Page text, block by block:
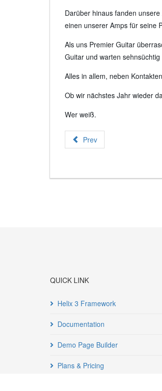
Darüber hinaus fanden
einen unserer Amps für seine
Als uns Premier Guitar
Guitar und warten
Alles in allem, neben
Ob wir nächstes Jahr wieder
Wer weiß.
Prev
QUICK LINK
Helix 3 Framework
Documentation
Demo Page Builder
Plans & Pricing